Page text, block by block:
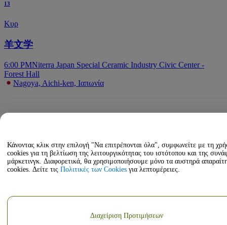
13
Κυρ
羊文学
6:00 PMNiterra Japan Special Ceramic Industry Civic Center -
Forest Hall
Nagoya, Aichi-ken, Ιαπωνία
Κάνοντας κλικ στην επιλογή "Να επιτρέπονται όλα", συμφωνείτε με τη
cookies για τη βελτίωση της λειτουργικότητας του ιστότοπου και της
μάρκετινγκ. Διαφορετικά, θα χρησιμοποιήσουμε μόνο τα αυστηρά
cookies. Δείτε τις Πολιτικές των Cookies για λεπτομέρειες.
Διαχείριση Προτιμήσεων